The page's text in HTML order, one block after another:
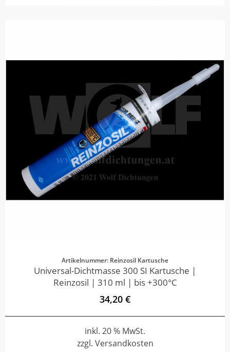
Artikelnummer: Reinzosil Kartusche
Universal-Dichtmasse 300 SI Kartusche |
Reinzosil | 310 ml | bis +300°C
34,20 €
inkl. 20 % MwSt.
zzgl. Versandkosten